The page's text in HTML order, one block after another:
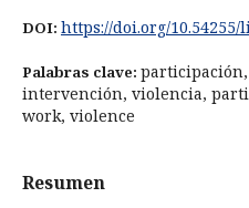
DOI: https://doi.org/10.54255/
Palabras clave:
intervención, violencia,
work, violence
Resumen